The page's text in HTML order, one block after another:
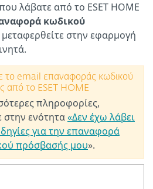
λάβατε από το ESET HOME
κωδικού
στην εφαρμογή
το email επαναφοράς κωδικού
από το ESET HOME
πληροφορίες,
στην ενότητα«Δεν έχω λάβει
για την επαναφορά
πρόσβασής μου».